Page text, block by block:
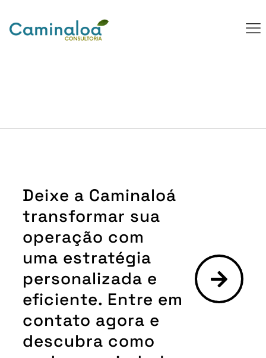
Deixe a Caminaloá
transformar sua
operação com
uma estratégia
personalizada e
eficiente. Entre em
contato agora e
descubra como